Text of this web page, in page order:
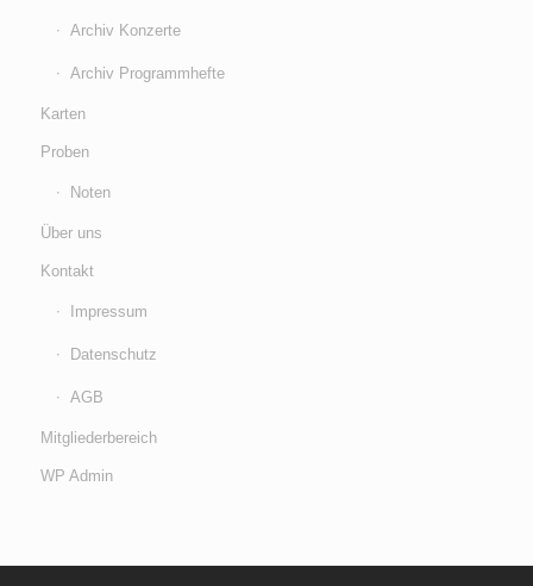
Archiv Konzerte
Archiv Programmhefte
Karten
Proben
Noten
Über uns
Kontakt
Impressum
Datenschutz
AGB
Mitgliederbereich
WP Admin